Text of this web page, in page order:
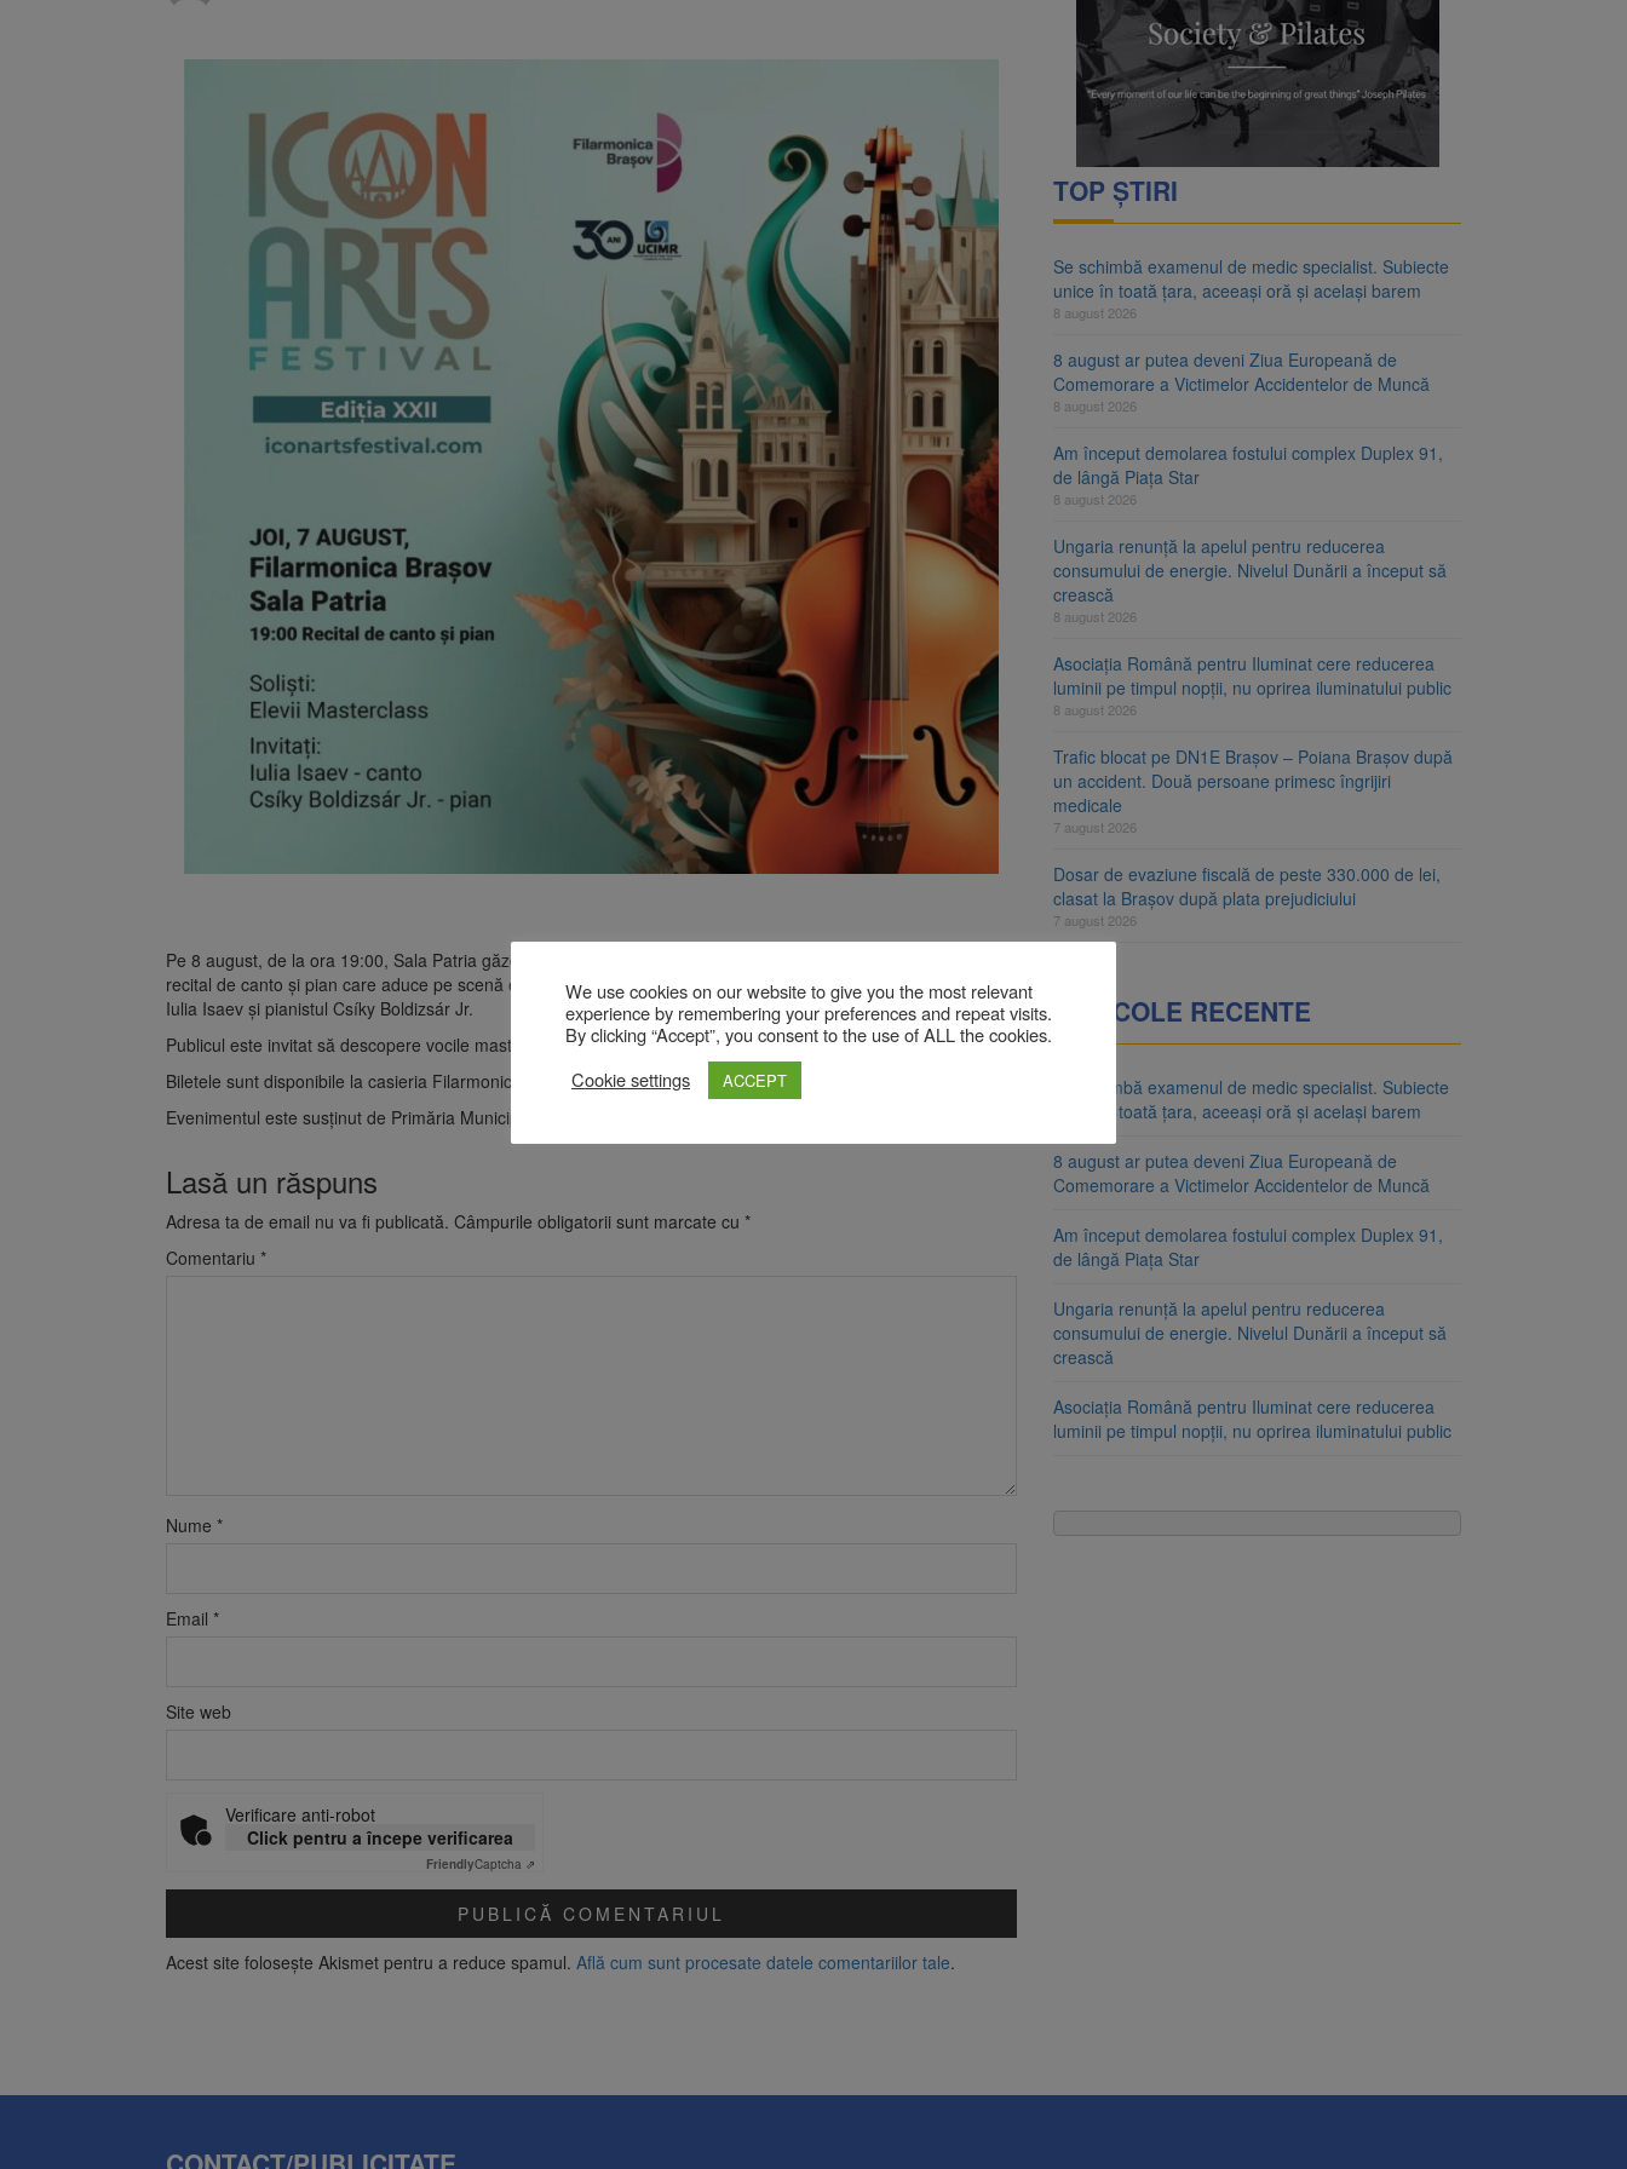
Trafic blocat pe DN1E Brașov – Poiana Brașov după un accident. Două persoane primesc îngrijiri
8 august 2026 Se schimbă examenul de medic specialist. Subiecte unice în toată țara, aceeași oră și același barem
Pe 8 august, de la ora 19:00, Sala Patria găzduiește un eveniment de excepție din cadrul IConArts 2025: un
recital de canto și pian care aduce pe scenă energia tinerilor artiști și rafinamentul invitaților speciali – soprana
Iulia Isaev și pianistul Csíky Boldizsár Jr.
Publicul este invitat să descopere vocile masterclassului și farmecul unei seri dedicate muzicii de calitate.
Biletele sunt disponibile la casieria Filarmonicii Brașov sau online:bilet.ro .
Evenimentul este susținut de Primăria Municipiului Brașov și Consiliul Local Brașov.
Lasă un răspuns
Adresa ta de email nu va fi publicată. Câmpurile obligatorii sunt marcate cu *
Comentariu *
Nume *
Email *
Site web
Verificare anti-robot
Click pentru a începe verificarea
FriendlyCaptcha ⇗
Acest site folosește Akismet pentru a reduce spamul. Află cum sunt procesate datele comentariilor tale.
TOP ȘTIRI
Se schimbă examenul de medic specialist. Subiecte
unice în toată țara, aceeași oră și același barem
8 august 2026
8 august ar putea deveni Ziua Europeană de
Comemorare a Victimelor Accidentelor de Muncă
8 august 2026
Am început demolarea fostului complex Duplex 91,
de lângă Piața Star
8 august 2026
Ungaria renunță la apelul pentru reducerea
consumului de energie. Nivelul Dunării a început să
crească
8 august 2026
Asociația Română pentru Iluminat cere reducerea
luminii pe timpul nopții, nu oprirea iluminatului public
8 august 2026
Trafic blocat pe DN1E Brașov – Poiana Brașov după
un accident. Două persoane primesc îngrijiri
medicale
7 august 2026
Dosar de evaziune fiscală de peste 330.000 de lei,
clasat la Brașov după plata prejudiciului
7 august 2026
ARTICOLE RECENTE
Se schimbă examenul de medic specialist. Subiecte
unice în toată țara, aceeași oră și același barem
8 august ar putea deveni Ziua Europeană de
Comemorare a Victimelor Accidentelor de Muncă
Am început demolarea fostului complex Duplex 91,
de lângă Piața Star
Ungaria renunță la apelul pentru reducerea
consumului de energie. Nivelul Dunării a început să
crească
Asociația Română pentru Iluminat cere reducerea
luminii pe timpul nopții, nu oprirea iluminatului public
We use cookies on our website to give you the most relevant
experience by remembering your preferences and repeat visits.
By clicking “Accept”, you consent to the use of ALL the cookies.
Cookie settings
ACCEPT